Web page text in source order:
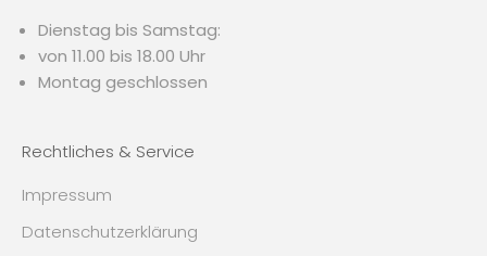
Dienstag bis Samstag:
von 11.00 bis 18.00 Uhr
Montag geschlossen
Rechtliches & Service
Impressum
Datenschutzerklärung